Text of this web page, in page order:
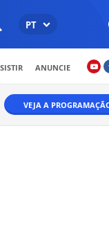
PT
ANUNCIE
VEJA A